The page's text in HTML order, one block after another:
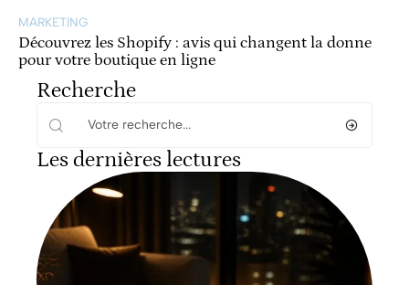
MARKETING
Découvrez les Shopify : avis qui changent la donne
pour votre boutique en ligne
Recherche
Les dernières lectures